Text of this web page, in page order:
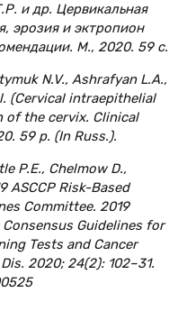
и др. Цервикальная
эрозия и эктропион
М., 2020. 59 с.
N.V., Ashrafyan L.A.,
(Cervical intraepithelial
of the cervix. Clinical
59 p. (In Russ.).
P.E., Chelmow D.,
ASCCP Risk-Based
Committee. 2019
Consensus Guidelines for
Tests and Cancer
2020; 24(2): 102–31.